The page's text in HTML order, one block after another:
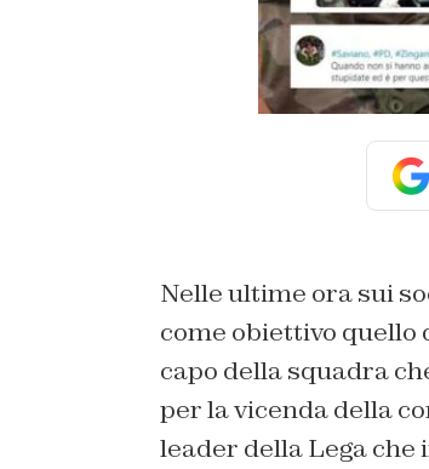
Nelle ultime ora sui
come obiettivo quello
capo della squadra
per la vicenda della
leader della Lega